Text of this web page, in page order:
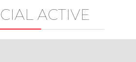
ACTIVE